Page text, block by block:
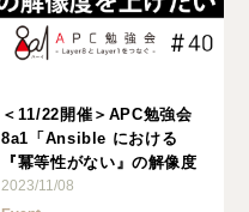
＜11/22開催＞APC勉強会
8a1「Ansible における
『冪等性がない』の解像度
を上げたい」
2023/11/08